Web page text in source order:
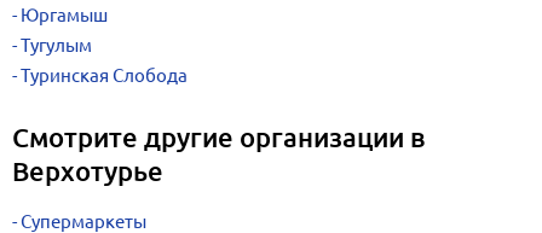
Юргамыш
Тугулым
Туринская Слобода
Смотрите другие организации в
Верхотурье
Супермаркеты